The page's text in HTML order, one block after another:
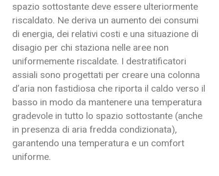
spazio sottostante deve essere ulteriormente
riscaldato. Ne deriva un aumento dei consumi
di energia, dei relativi costi e una situazione di
disagio per chi staziona nelle aree non
uniformemente riscaldate. I destratificatori
assiali sono progettati per creare una colonna
d’aria non fastidiosa che riporta il caldo verso il
basso in modo da mantenere una temperatura
gradevole in tutto lo spazio sottostante (anche
in presenza di aria fredda condizionata),
garantendo una temperatura e un comfort
uniforme.